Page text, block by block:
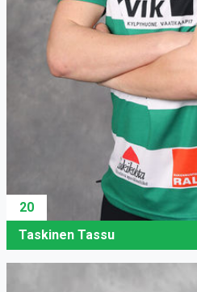
20
Taskinen Tassu